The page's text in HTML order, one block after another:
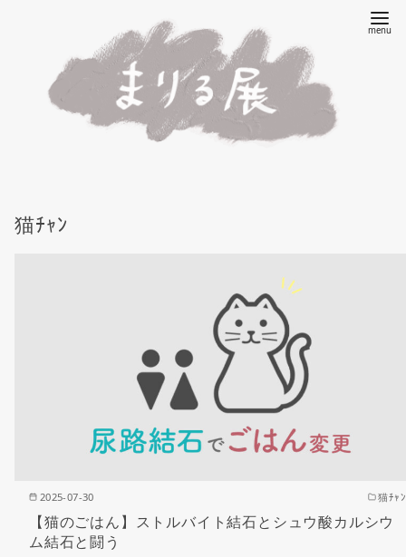
猫ﾁｬﾝ
2025-07-30 猫ﾁｬﾝ
【猫のごはん】ストルバイト結石とシュウ酸カルシウ
ム結石と闘う